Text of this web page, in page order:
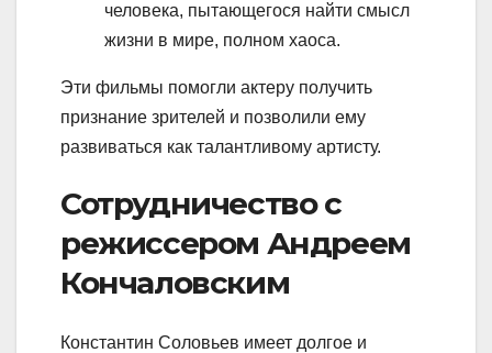
человека, пытающегося найти смысл
жизни в мире, полном хаоса.
Эти фильмы помогли актеру получить
признание зрителей и позволили ему
развиваться как талантливому артисту.
Сотрудничество с
режиссером Андреем
Кончаловским
Константин Соловьев имеет долгое и